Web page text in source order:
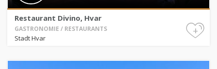
Restaurant Divino, Hvar
GASTRONOMIE / RESTAURANTS
Stadt Hvar
+